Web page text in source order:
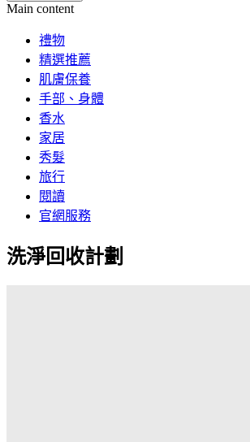
Main content
禮物
精選推薦
肌膚保養
手部、身體
香水
家居
秀髮
旅行
閱讀
官網服務
洗淨回收計劃